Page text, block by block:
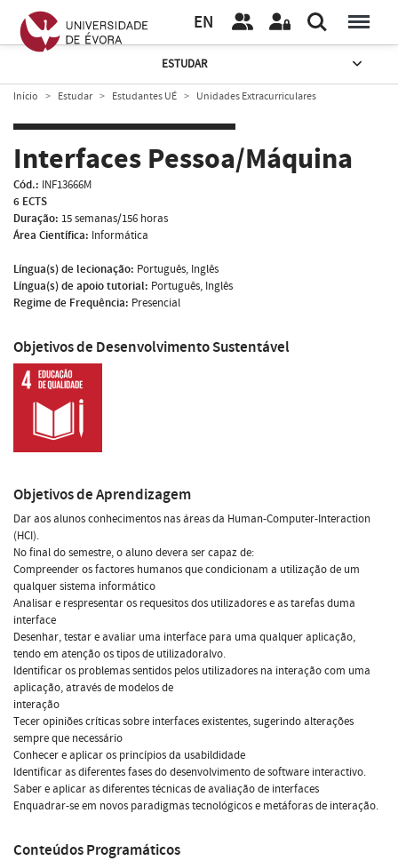
EN
ESTUDAR
Início Estudar Estudantes UÉ Unidades Extracurriculares
Interfaces Pessoa/Máquina
Cód.: INF13666M
6 ECTS
Duração: 15 semanas/156 horas
Área Científica: Informática
Língua(s) de lecionação: Português, Inglês
Língua(s) de apoio tutorial: Português, Inglês
Regime de Frequência: Presencial
Objetivos de Desenvolvimento Sustentável
Objetivos de Aprendizagem
Dar aos alunos conhecimentos nas áreas da Human-Computer-Interaction
(HCI).
No final do semestre, o aluno devera ser capaz de:
Compreender os factores humanos que condicionam a utilização de um
qualquer sistema informático
Analisar e respresentar os requesitos dos utilizadores e as tarefas duma
interface
Desenhar, testar e avaliar uma interface para uma qualquer aplicação,
tendo em atenção os tipos de utilizadoralvo.
Identificar os problemas sentidos pelos utilizadores na interação com uma
aplicação, através de modelos de
interação
Tecer opiniões críticas sobre interfaces existentes, sugerindo alterações
sempre que necessário
Conhecer e aplicar os princípios da usabildidade
Identificar as diferentes fases do desenvolvimento de software interactivo.
Saber e aplicar as diferentes técnicas de avaliação de interfaces
Enquadrar-se em novos paradigmas tecnológicos e metáforas de interação.
Conteúdos Programáticos